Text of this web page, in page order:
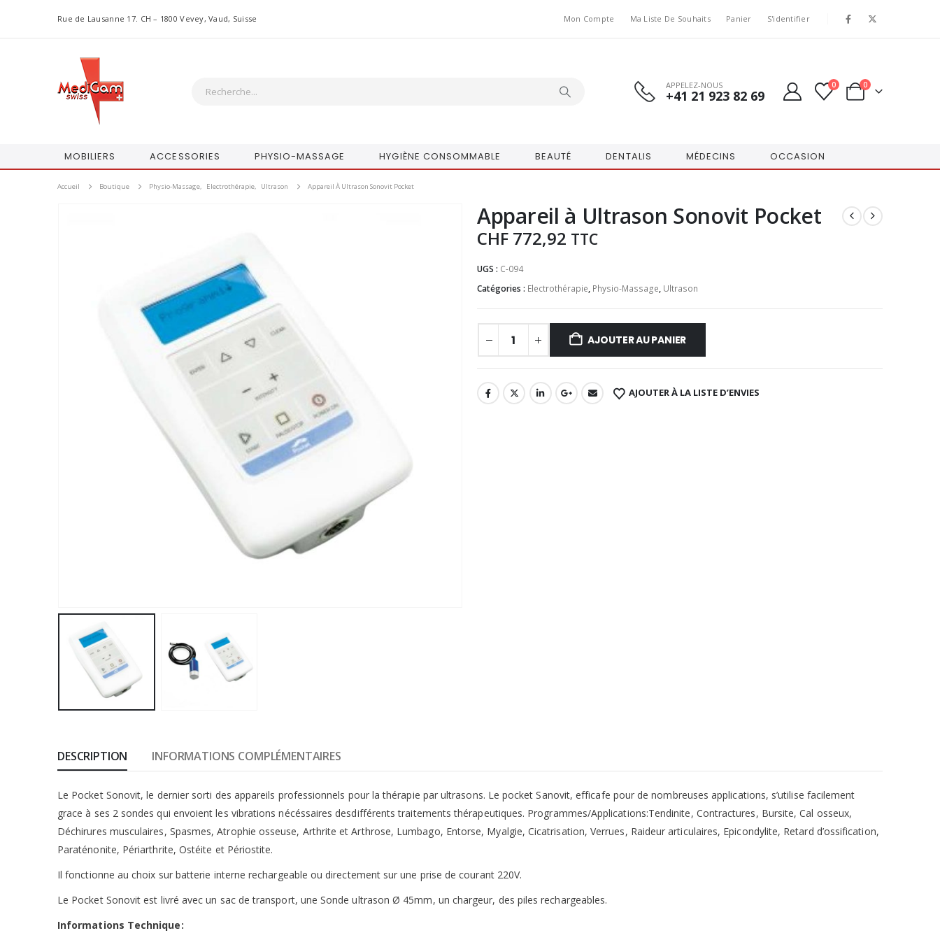
Rue de Lausanne 17. CH – 1800 Vevey, Vaud, Suisse Mon Compte Ma Liste De Souhaits Panier S'identifier
APPELEZ-NOUS
+41 21 923 82 69
0 0
MOBILIERS ACCESSORIES PHYSIO-MASSAGE HYGIÈNE CONSOMMABLE BEAUTÉ DENTALIS MÉDECINS OCCASION
Accueil Boutique Physio-Massage, Electrothérapie, Ultrason Appareil À Ultrason Sonovit Pocket
Appareil à Ultrason Sonovit Pocket
CHF 772,92 TTC
UGS : C-094
Catégories : Electrothérapie, Physio-Massage, Ultrason
AJOUTER AU PANIER
AJOUTER À LA LISTE D’ENVIES
DESCRIPTION INFORMATIONS COMPLÉMENTAIRES
Le Pocket Sonovit, le dernier sorti des appareils professionnels pour la thérapie par ultrasons. Le pocket Sanovit, efficafe pour de nombreuses applications, s’utilise facilement
grace à ses 2 sondes qui envoient les vibrations nécéssaires desdifférents traitements thérapeutiques. Programmes/Applications:Tendinite, Contractures, Bursite, Cal osseux,
Déchirures musculaires, Spasmes, Atrophie osseuse, Arthrite et Arthrose, Lumbago, Entorse, Myalgie, Cicatrisation, Verrues, Raideur articulaires, Epicondylite, Retard d’ossification,
Paraténonite, Périarthrite, Ostéite et Périostite.
Il fonctionne au choix sur batterie interne rechargeable ou directement sur une prise de courant 220V.
Le Pocket Sonovit est livré avec un sac de transport, une Sonde ultrason Ø 45mm, un chargeur, des piles rechargeables.
Informations Technique: